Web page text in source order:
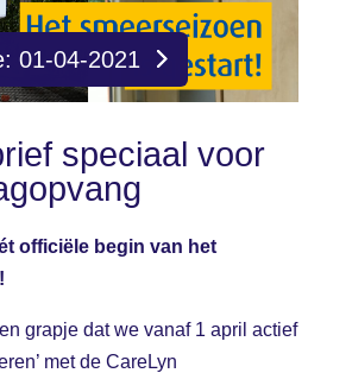
01-04-2021
speciaal voor
officiële begin van het
grapje dat we vanaf 1 april actief
met de CareLyn